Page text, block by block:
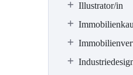
Illustrator/in